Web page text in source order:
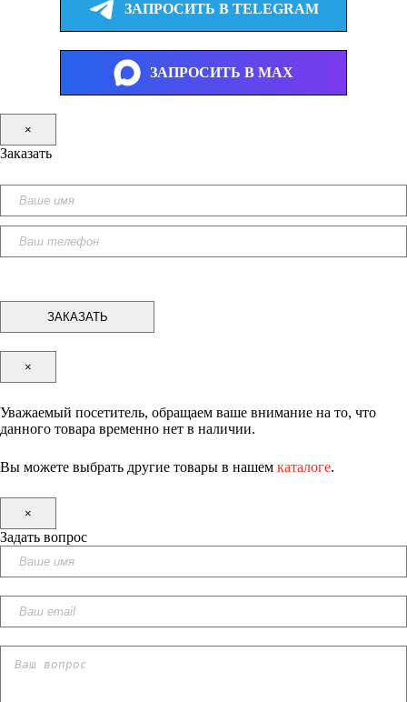
ЗАПРОСИТЬ В TELEGRAM
ЗАПРОСИТЬ В MAX
×
Заказать
×
Уважаемый посетитель, обращаем ваше внимание на то, что
данного товара временно нет в наличии.
Вы можете выбрать другие товары в нашем каталоге.
×
Задать вопрос